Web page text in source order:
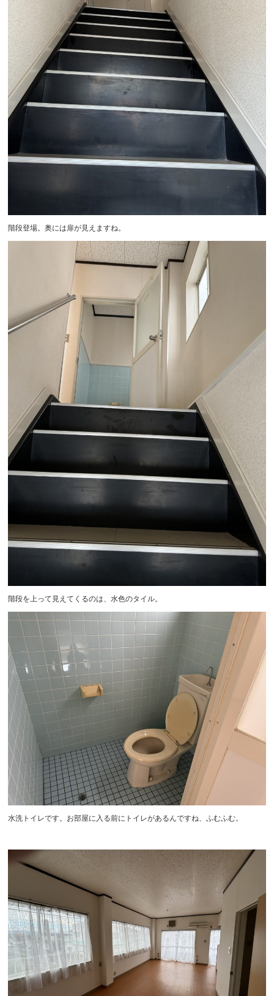
階段登場。奥には扉が見えますね。
階段を上って見えてくるのは、水色のタイル。
水洗トイレです。お部屋に入る前にトイレがあるんですね、ふむふむ。